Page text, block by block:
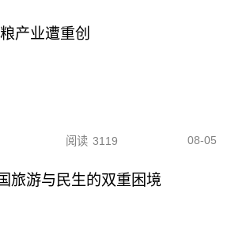
产业遭重创
阅读 3119 08-05
旅游与民生的双重困境